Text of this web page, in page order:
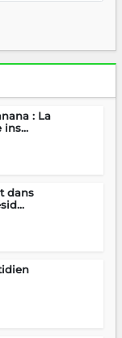
: La
ins...
dans